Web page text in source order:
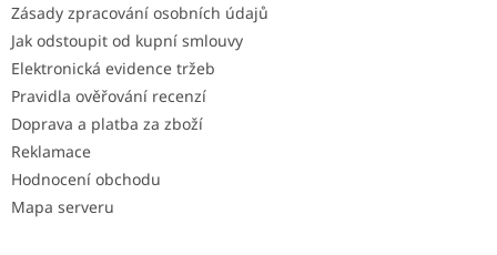
Zásady zpracování osobních údajů
Jak odstoupit od kupní smlouvy
Elektronická evidence tržeb
Pravidla ověřování recenzí
Doprava a platba za zboží
Reklamace
Hodnocení obchodu
Mapa serveru